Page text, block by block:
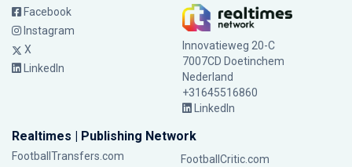
Facebook
Instagram
X
LinkedIn
Innovatieweg 20-C
7007CD Doetinchem
Nederland
+31645516860
LinkedIn
Realtimes | Publishing Network
FootballTransfers.com FootballCritic.com